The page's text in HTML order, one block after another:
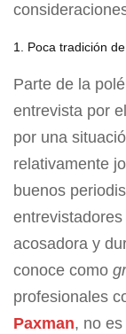
1. Poca tradición de
Parte de la
entrevista por
por una
relativamente
buenos
acosadora y
conoce como
profesionales
Paxman, no